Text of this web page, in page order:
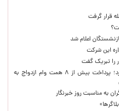
قرار گرفت
اعلام شد
این شرکت
را تبریک گفت
در چهار ماه نخست ۱۴۰۵ رقم خورد؛ پرداخت بیش از ۸ همت وام ازدواج به
به مناسبت روز خبرنگار